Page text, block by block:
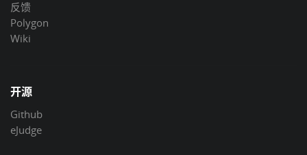
反馈
Polygon
Wiki
开源
Github
eJudge